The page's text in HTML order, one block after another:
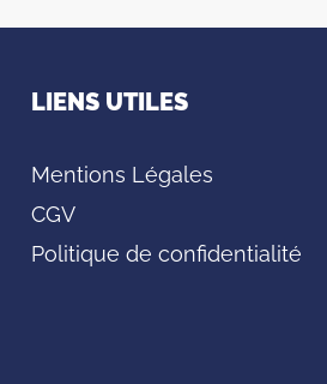
LIENS UTILES
Mentions Légales
CGV
Politique de confidentialité